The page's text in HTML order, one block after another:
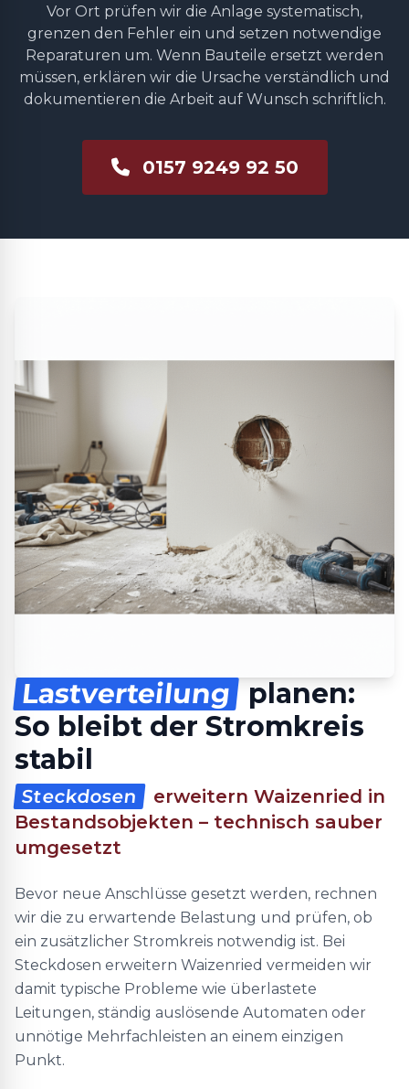
Vor Ort prüfen wir die Anlage systematisch,
grenzen den Fehler ein und setzen notwendige
Reparaturen um. Wenn Bauteile ersetzt werden
müssen, erklären wir die Ursache verständlich und
dokumentieren die Arbeit auf Wunsch schriftlich.
0157 9249 92 50
Lastverteilung
planen:
So bleibt der Stromkreis
stabil
Steckdosen
erweitern Waizenried in
Bestandsobjekten – technisch sauber
umgesetzt
Bevor neue Anschlüsse gesetzt werden, rechnen
wir die zu erwartende Belastung und prüfen, ob
ein zusätzlicher Stromkreis notwendig ist. Bei
Steckdosen erweitern Waizenried vermeiden wir
damit typische Probleme wie überlastete
Leitungen, ständig auslösende Automaten oder
unnötige Mehrfachleisten an einem einzigen
Punkt.